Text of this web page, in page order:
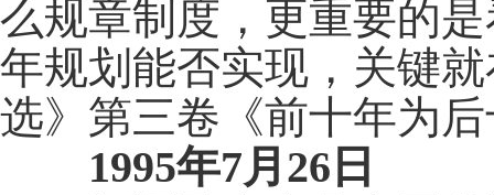
么规章制度，更重要的
年规划能否实现，关键
选》第三卷《前十年为
1995年7月26日